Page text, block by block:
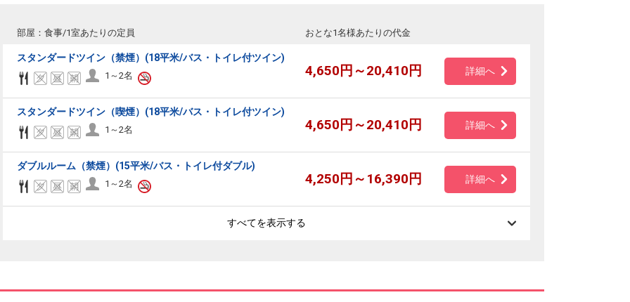
部屋：食事/1室あたりの定員 おとな1名様あたりの代金
スタンダードツイン（禁煙）(18平米/バス・トイレ付ツイン)
1～2名 4,650円～20,410円 詳細へ
スタンダードツイン（喫煙）(18平米/バス・トイレ付ツイン)
1～2名 4,650円～20,410円 詳細へ
ダブルルーム（禁煙）(15平米/バス・トイレ付ダブル)
1～2名 4,250円～16,390円 詳細へ
すべてを表示する